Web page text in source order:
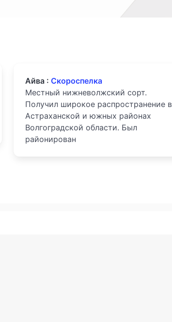
Айва : Скороспелка
Местный нижневолжский сорт.
Получил широкое распространение в
Астраханской и южных районах
Волгоградской области. Был
районирован